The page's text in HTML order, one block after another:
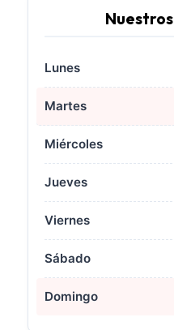
Lunes
Martes
Miércoles
Jueves
Viernes
Sábado
Domingo